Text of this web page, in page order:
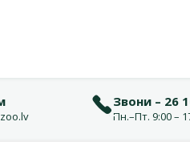
Звони – 26
Пн.–Пт. 9:00 –